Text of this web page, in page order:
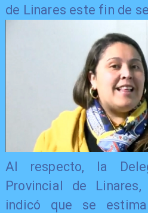
de Linares este fin de
Al respecto, la
Provincial de Linares,
indicó que se